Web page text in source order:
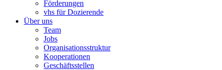
Förderungen
vhs für Dozierende
Über uns
Team
Jobs
Organisationsstruktur
Kooperationen
Geschäftsstellen